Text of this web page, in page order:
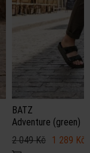
BATZ
Adventure (green)
2 049 Kč 1 289 Kč